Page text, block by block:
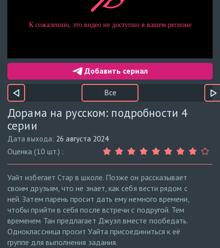
Добавить сериал
Все
Дорама на русском: подробности 4
серии
Дата выхода: 26 августа 2024
Оценка (10 шт.) :
Уайт избегает Стар в школе. Позже он рассказывает
своим друзьям, что не знает, как себя вести рядом с
ней. Затем парень просит дать ему немного времени,
чтобы прийти в себя после встречи с подругой. Тем
временем Тан предлагает Джуэл вместе пообедать.
Одноклассница просит Уайта присоединиться к её
группе для выполнения задания.